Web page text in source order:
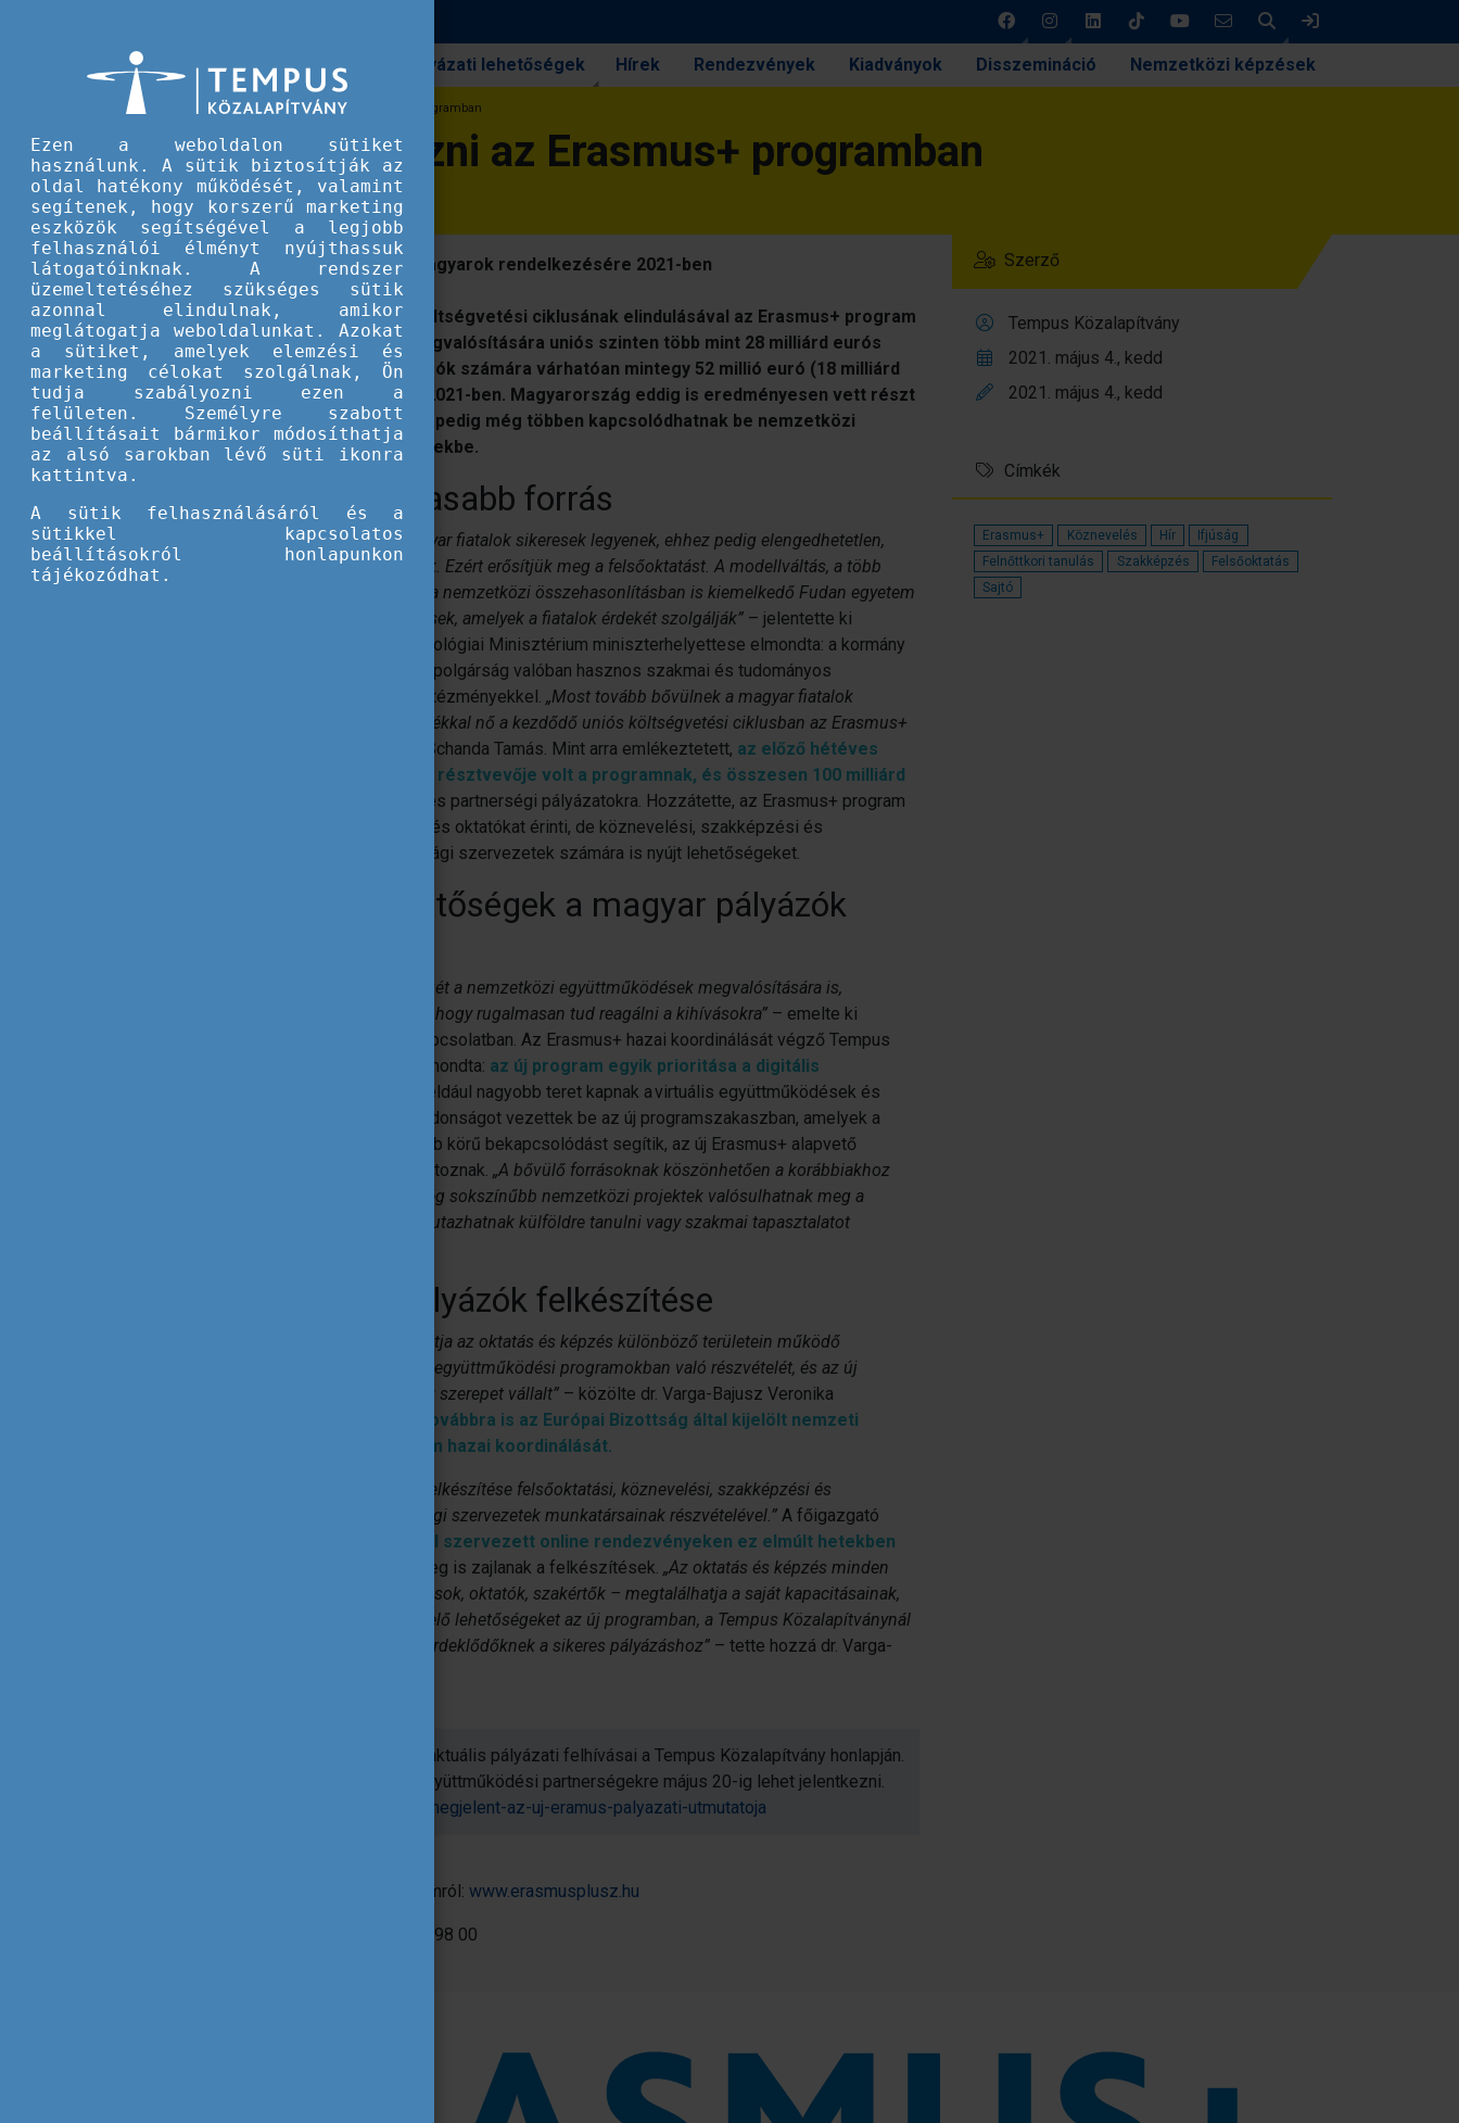
Keresés
Pályázati lehetőségek Hírek Rendezvények Kiadványok Disszemináció Nemzetközi képzések
Újra lehet pályázni az Erasmus+ programban
Újra lehet pályázni az Erasmus+ programban
Rekord összegű források állnak a magyarok rendelkezésére 2021-ben
Az Európai Unió 2021-2027 közötti költségvetési ciklusának elindulásával az Erasmus+ program
is új szakaszba lépett. A program megvalósítására uniós szinten több mint 28 milliárd eurós
forrást biztosítanak. A magyar pályázók számára várhatóan mintegy 52 millió euró (18 milliárd
forint) pályázati keret lesz elérhető 2021-ben. Magyarország eddig is eredményesen vett részt
az Erasmus+ programban, mostantól pedig még többen kapcsolódhatnak be nemzetközi
együttműködési és mobilitási projektekbe.
70 százalékkal magasabb forrás
„Számunkra valóban fontos, hogy a magyar fiatalok sikeresek legyenek, ehhez pedig elengedhetetlen,
hogy megfelelő képzésben részesüljenek. Ezért erősítjük meg a felsőoktatást. A modellváltás, a több
mint 1500 milliárd forintos fejlesztések, a nemzetközi összehasonlításban is kiemelkedő Fudan egyetem
magyarországi jelenléte mind olyan lépések, amelyek a fiatalok érdekét szolgálják” – jelentette ki
Schanda Tamás. Az Innovációs és Technológiai Minisztérium miniszterhelyettese elmondta: a kormány
elkötelezett amellett, hogy az egyetemi polgárság valóban hasznos szakmai és tudományos
kapcsolatokat építhessen külföldi társintézményekkel. „Most tovább bővülnek a magyar fiatalok
lehetőségei, ugyanis összesen 70 százalékkal nő a kezdődő uniós költségvetési ciklusban az Erasmus+
– jelentette be Schanda Tamás. Mint arra emlékeztetett, az előző hétéves
időszakban mintegy 235 ezer magyar résztvevője volt a programnak, és összesen 100 milliárd
a mobilitási és partnerségi pályázatokra. Hozzátette, az Erasmus+ program
elsősorban a felsőoktatásban tanulókat és oktatókat érinti, de köznevelési, szakképzési és
felnőttoktatási intézmények, illetve ifjúsági szervezetek számára is nyújt lehetőségeket.
Soha nem látott lehetőségek a magyar pályázók
„A koronavírus-járvány rányomta a bélyegét a nemzetközi együttműködések megvalósítására is,
ugyanakkor az Erasmus+ bebizonyította, hogy rugalmasan tud reagálni a kihívásokra” – emelte ki
Czibere Károly a program indulásával kapcsolatban. Az Erasmus+ hazai koordinálását végző Tempus
Közalapítvány kuratóriumának elnöke elmondta: az új program egyik prioritása a digitális
, a jövőben például nagyobb teret kapnak a virtuális együttműködések és
mobilitások. Emellett számos további újdonságot vezettek be az új programszakaszban, amelyek a
hozzáférhetőséget és a minél szélesebb körű bekapcsolódást segítik, az új Erasmus+ alapvető
célkitűzései és értékei azonban nem változnak. „A bővülő forrásoknak köszönhetően a korábbiakhoz
képest jóval többen pályázhatnak, így még sokszínűbb nemzetközi projektek valósulhatnak meg a
program támogatásával, és még többen utazhatnak külföldre tanulni vagy szakmai tapasztalatot
Már zajlik a hazai pályázók felkészítése
„A Tempus Közalapítvány 25 éve támogatja az oktatás és képzés különböző területein működő
intézmények és szervezetek nemzetközi együttműködési programokban való részvételét, és az új
programszakasz előkészítésében is aktív szerepet vállalt” – közölte dr. Varga-Bajusz Veronika
A Tempus Közalapítvány továbbra is az Európai Bizottság által kijelölt nemzeti
irodaként végzi az Erasmus+ program hazai koordinálását.
„Már folyamatban van a hazai pályázók felkészítése felsőoktatási, köznevelési, szakképzési és
felnőttoktatási intézmények, illetve ifjúsági szervezetek munkatársainak részvételével.” A főigazgató
a Tempus Közalapítvány által szervezett online rendezvényeken ez elmúlt hetekben
és jelenleg is zajlanak a felkészítések. „Az oktatás és képzés minden
szereplője – diákok, hallgatók, pedagógusok, oktatók, szakértők – megtalálhatja a saját kapacitásainak,
szakértelmének, tapasztalatának megfelelő lehetőségeket az új programban, a Tempus Közalapítványnál
pedig minden segítséget megadunk az érdeklődőknek a sikeres pályázáshoz” – tette hozzá dr. Varga-
Már elérhetők az Erasmus+ program aktuális pályázati felhívásai a Tempus Közalapítvány honlapján.
Mobilitási projektekre május 11-ig, együttműködési partnerségekre május 20-ig lehet jelentkezni.
https://erasmusplusz.hu/megjelent-az-uj-eramus-palyazati-utmutatoja
További információ az Erasmus+ programról: www.erasmusplusz.hu
| 06 20 921 98 00
Szerző
Tempus Közalapítvány
2021. május 4., kedd
2021. május 4., kedd
Címkék
Erasmus+ Köznevelés Hír
Ifjúság
Felnőttkori tanulás
Szakképzés
Felsőoktatás
Sajtó
Ezen a weboldalon sütiket
használunk. A sütik biztosítják az
oldal hatékony működését, valamint
segítenek, hogy korszerű marketing
eszközök segítségével a legjobb
felhasználói élményt nyújthassuk
látogatóinknak. A rendszer
üzemeltetéséhez szükséges sütik
azonnal elindulnak, amikor
meglátogatja weboldalunkat. Azokat
a sütiket, amelyek elemzési és
marketing célokat szolgálnak, Ön
tudja szabályozni ezen a
felületen. Személyre szabott
beállításait bármikor módosíthatja
az alsó sarokban lévő süti ikonra
kattintva.
A sütik felhasználásáról és a
sütikkel kapcsolatos
beállításokról honlapunkon
tájékozódhat.